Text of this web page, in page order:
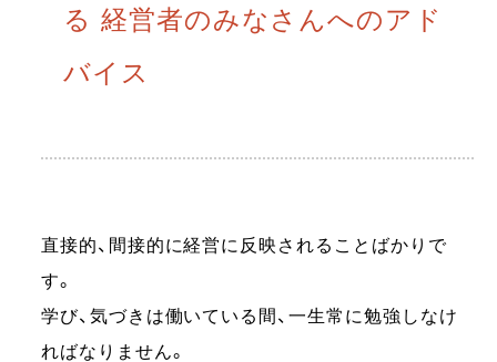
る 経営者のみなさんへのアド
バイス
直接的、間接的に経営に反映されることばかりで
す。
学び、気づきは働いている間、一生常に勉強しなけ
ればなりません。